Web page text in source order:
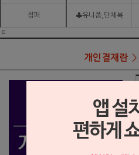
점퍼 ♣유니폼,단체복
ㅌ
개인결재란